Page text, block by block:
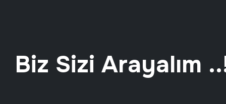
Biz Sizi Arayalım